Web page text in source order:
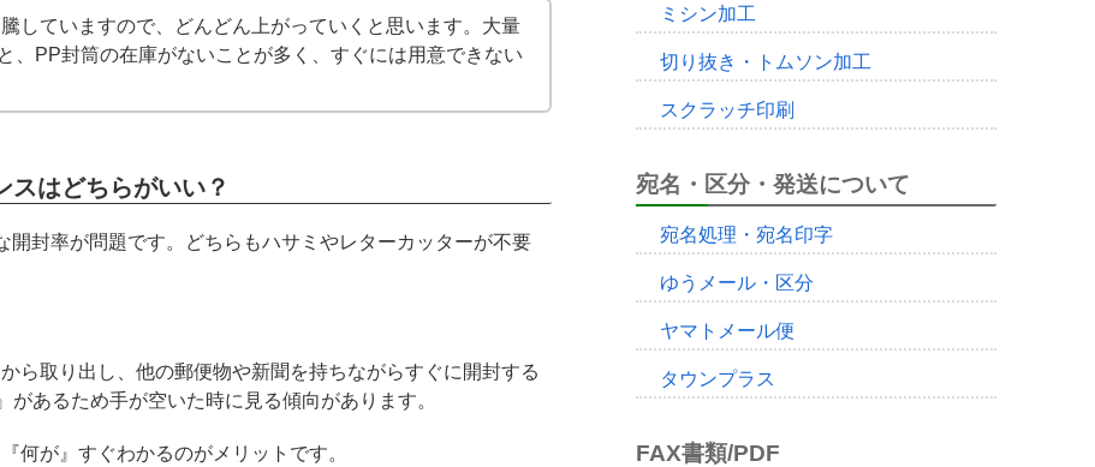
していますので、どんどん上がっていくと思います。大量
、PP封筒の在庫がないことが多く、すぐには用意できない
スはどちらがいい？
封率が問題です。どちらもハサミやレターカッターが不要
ら取り出し、他の郵便物や新聞を持ちながらすぐに開封する
あるため手が空いた時に見る傾向があります。
何が』すぐわかるのがメリットです。
ミシン加工
切り抜き・トムソン加工
スクラッチ印刷
宛名・区分・発送について
宛名処理・宛名印字
ゆうメール・区分
ヤマトメール便
タウンプラス
FAX書類/PDF